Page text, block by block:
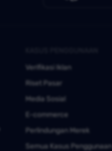
Verifikasi Iklan
Riset Pasar
Media Sosial
E-commerce
Perlindungan Merek
Semua Kasus Penggunaan